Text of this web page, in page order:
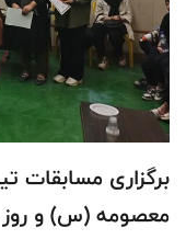
برگزاری مسابقات
معصومه (س) و